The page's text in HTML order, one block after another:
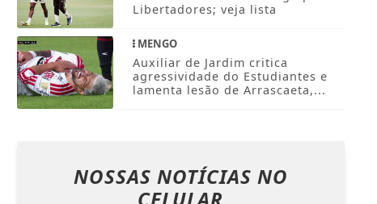
Libertadores; veja lista
MENGO
Auxiliar de Jardim critica
agressividade do Estudiantes e
lamenta lesão de Arrascaeta,...
NOSSAS NOTÍCIAS NO
CELULAR